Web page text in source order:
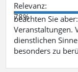
Relevanz:
78%
beachten Sie
Veranstaltungen.
dienstlichen
besonders zu